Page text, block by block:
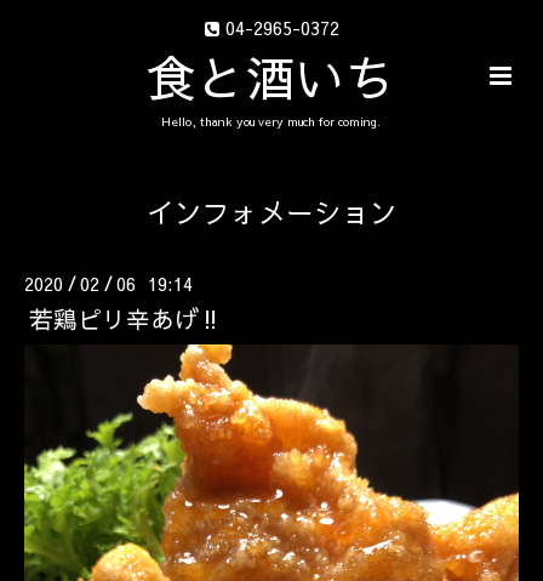
04-2965-0372
食と酒いち
Hello, thank you very much for coming.
インフォメーション
2020 /02 /06 19:14
若鶏ピリ辛あげ‼️